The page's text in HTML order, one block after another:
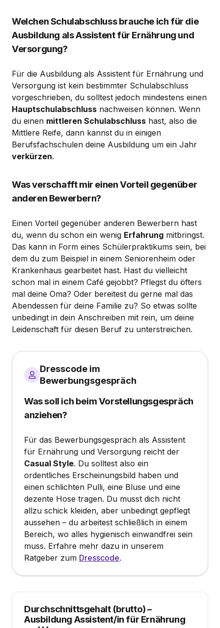
Welchen Schulabschluss brauche ich für die
Ausbildung als Assistent für Ernährung und
Versorgung?
Für die Ausbildung als Assistent für Ernährung und
Versorgung ist kein bestimmter Schulabschluss
vorgeschrieben, du solltest jedoch mindestens einen
Hauptschulabschluss nachweisen können. Wenn
du einen mittleren Schulabschluss hast, also die
Mittlere Reife, dann kannst du in einigen
Berufsfachschulen deine Ausbildung um ein Jahr
verkürzen.
Was verschafft mir einen Vorteil gegenüber
anderen Bewerbern?
Einen Vorteil gegenüber anderen Bewerbern hast
du, wenn du schon ein wenig Erfahrung mitbringst.
Das kann in Form eines Schülerpraktikums sein, bei
dem du zum Beispiel in einem Seniorenheim oder
Krankenhaus gearbeitet hast. Hast du vielleicht
schon mal in einem Café gejobbt? Pflegst du öfters
mal deine Oma? Oder bereitest du gerne mal das
Abendessen für deine Familie zu? So etwas sollte
unbedingt in dein Anschreiben mit rein, um deine
Leidenschaft für diesen Beruf zu unterstreichen.
Dresscode im
Bewerbungsgespräch
Was soll ich beim Vorstellungsgespräch
anziehen?
Für das Bewerbungsgespräch als Assistent
für Ernährung und Versorgung reicht der
Casual Style. Du solltest also ein
ordentliches Erscheinungsbild haben und
einen schlichten Pulli, eine Bluse und eine
dezente Hose tragen. Du musst dich nicht
allzu schick kleiden, aber unbedingt gepflegt
aussehen – du arbeitest schließlich in einem
Bereich, wo alles hygienisch einwandfrei sein
muss. Erfahre mehr dazu in unserem
Ratgeber zum Dresscode.
Durchschnittsgehalt (brutto)–
Ausbildung Assistent/in für Ernährung